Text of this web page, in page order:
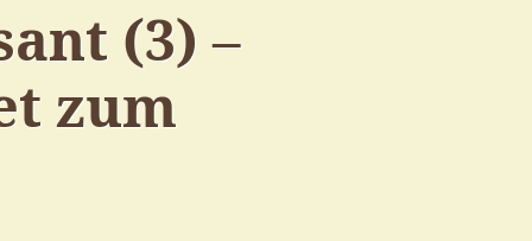
(3) –
zum